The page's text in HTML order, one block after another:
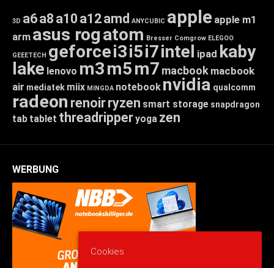
3D a6a8 a10 a12amd ANYCUBIC apple apple m1
arm asus rogatom Bresser Comgrow ELEGOO
GEEETECH geforcei3i5i7intel ipad kaby
lake lenovo m3m5m7 macbook macbook
air mediatek miix MINGDA notebook nvidia qualcomm
radeon renoirryzen smart storage snapdragon
tab tablet threadripperyoga zen
WERBUNG
Cookies